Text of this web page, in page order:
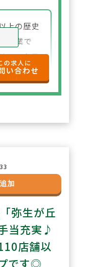
上の歴史
企業で
ニックモ
併設店
医療機関
ちの方、
をお待ち
のキャラ
マン！薬
なキャ
あなたの
の求人に
い合わせ
加
弥生が丘
当充実♪
店舗以
です◎